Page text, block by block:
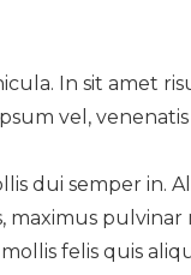
In sit amet
vel,
dui semper in.
maximus
felis quis